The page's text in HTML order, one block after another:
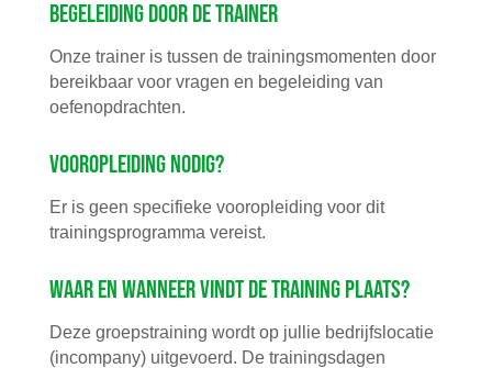
Begeleiding door de trainer
Onze trainer is tussen de trainingsmomenten door
bereikbaar voor vragen en begeleiding van
oefenopdrachten.
Vooropleiding nodig?
Er is geen specifieke vooropleiding voor dit
trainingsprogramma vereist.
Waar en wanneer vindt de training plaats?
Deze groepstraining wordt op jullie bedrijfslocatie
(incompany) uitgevoerd. De trainingsdagen